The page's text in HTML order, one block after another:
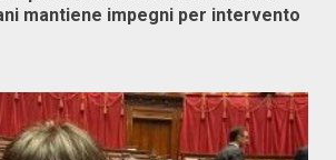
mantiene impegni per intervento